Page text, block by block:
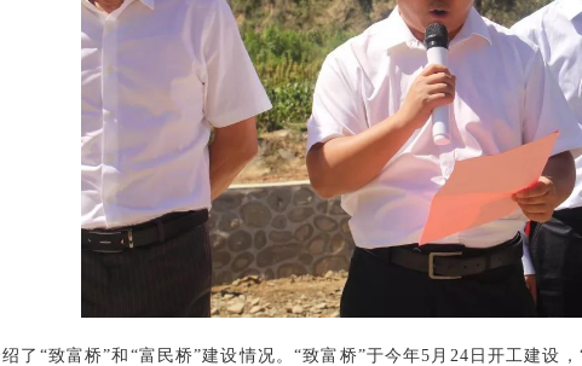
了“致富桥”和“富民桥”建设情况。“致富桥”于今年5月24日开工建设